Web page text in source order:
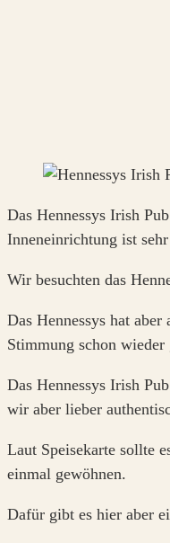
Das Hennessys Irish
Inneneinrichtung ist
Wir besuchten das
Das Hennessys hat
Stimmung schon wieder
Das Hennessys Irish
wir aber lieber
Laut Speisekarte sollte
einmal gewöhnen.
Dafür gibt es hier aber